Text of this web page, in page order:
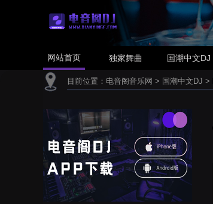
网站首页 独家舞曲 国潮中文DJ
目前位置： 电音阁音乐网 > 国潮中文DJ >